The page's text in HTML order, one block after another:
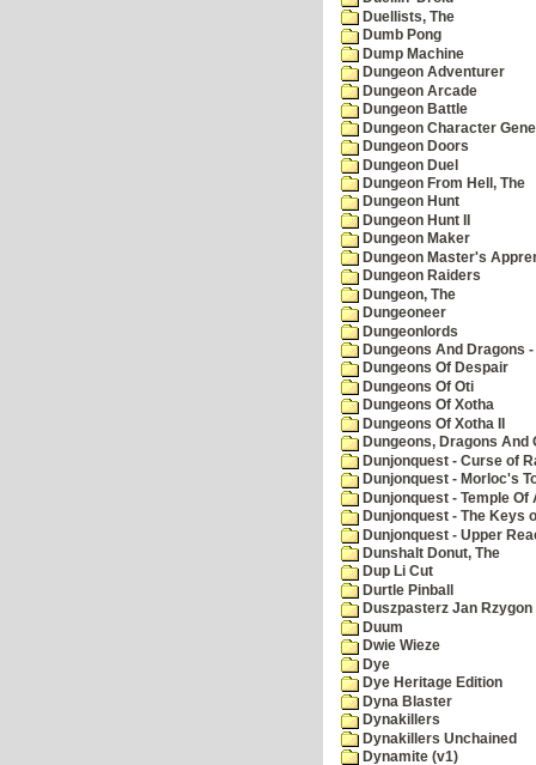
Duellists, The
Dumb Pong
Dump Machine
Dungeon Adventurer
Dungeon Arcade
Dungeon Battle
Dungeon Character
Dungeon Doors
Dungeon Duel
Dungeon From Hell, The
Dungeon Hunt
Dungeon Hunt II
Dungeon Maker
Dungeon Master's
Dungeon Raiders
Dungeon, The
Dungeoneer
Dungeonlords
Dungeons And Dragons
Dungeons Of Despair
Dungeons Of Oti
Dungeons Of Xotha
Dungeons Of Xotha II
Dungeons, Dragons And
Dunjonquest - Curse of
Dunjonquest - Morloc's
Dunjonquest - Temple Of
Dunjonquest - The Keys
Dunjonquest - Upper
Dunshalt Donut, The
Dup Li Cut
Durtle Pinball
Duszpasterz Jan Rzygon
Duum
Dwie Wieze
Dye
Dye Heritage Edition
Dyna Blaster
Dynakillers
Dynakillers Unchained
Dynamite (v1)